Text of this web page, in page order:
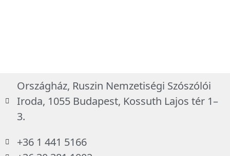
Országház, Ruszin Nemzetiségi Szószólói
Iroda, 1055 Budapest, Kossuth Lajos tér 1–
3.
+36 1 441 5166